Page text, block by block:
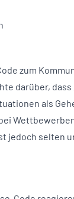
zum
darüber,
als
jedoch selten